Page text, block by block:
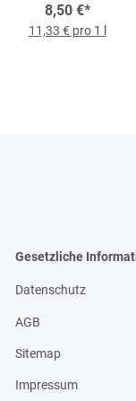
8,50 €*
11,33 € pro 1 l
Gesetzliche
Datenschutz
AGB
Sitemap
Impressum